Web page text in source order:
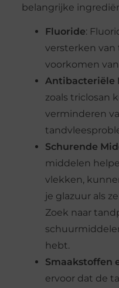
belangrijke
Fluoride:
versterken
voorkomen
Antibacteriële
zoals triclosan
verminderen
Schurende
middelen
vlekken,
je glazuur als
Zoek naar
hebt.
Smaakstoffen
ervoor dat de